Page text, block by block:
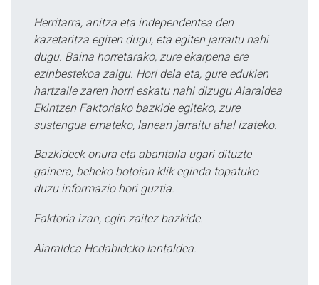
Herritarra, anitza eta independentea den
kazetaritza egiten dugu, eta egiten jarraitu nahi
dugu. Baina horretarako, zure ekarpena ere
ezinbestekoa zaigu. Hori dela eta, gure edukien
hartzaile zaren horri eskatu nahi dizugu Aiaraldea
Ekintzen Faktoriako bazkide egiteko, zure
sustengua emateko, lanean jarraitu ahal izateko.
Bazkideek onura eta abantaila ugari dituzte
gainera, beheko botoian klik eginda topatuko
duzu informazio hori guztia.
Faktoria izan, egin zaitez bazkide.
Aiaraldea Hedabideko lantaldea.